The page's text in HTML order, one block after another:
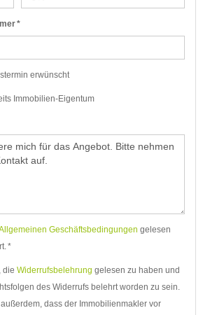
*
erwünscht
Immobilien-Eigentum
Geschäftsbedingungen gelesen
*
die Widerrufsbelehrung gelesen zu haben und
des Widerrufs belehrt worden zu sein.
außerdem, dass der Immobilienmakler vor